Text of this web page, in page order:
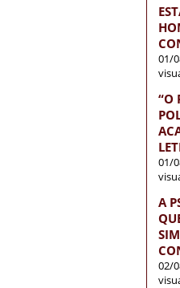
01/
“O
01/
A
02/